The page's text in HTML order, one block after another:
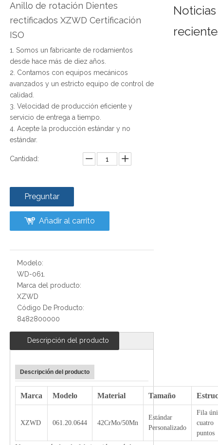
Anillo de rotación Dientes
rectificados XZWD Certificación
ISO
1. Somos un fabricante de rodamientos
desde hace más de diez años.
2. Contamos con equipos mecánicos
avanzados y un estricto equipo de control de
calidad.
3. Velocidad de producción eficiente y
servicio de entrega a tiempo.
4. Acepte la producción estándar y no
estándar.
Cantidad:
Preguntar
Añadir al carrito
Modelo:
WD-061.
Marca del producto:
XZWD
Código De Producto:
8482800000
Descripción del producto
Descripción del producto
Marca Modelo Material Tamaño
XZWD 061.20.0644 42CrMo/50Mn
Estándar
Personalizado
Fila
cuatro
puntos
Noticias